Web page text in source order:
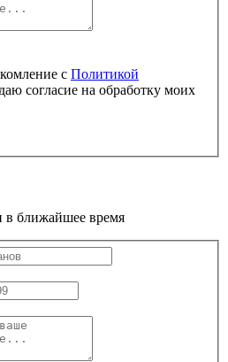
с Политикой
в ближайшее время